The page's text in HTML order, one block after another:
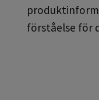
förståelse för